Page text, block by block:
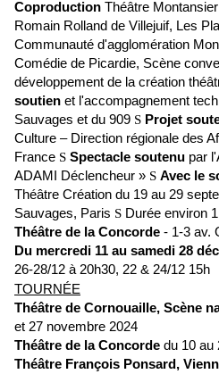
Coproduction Théâtre
Romain Rolland de Villejuif, Les
Communauté d'agglomération
Comédie de Picardie, Scène
développement de la création
soutien et l'accompagnement
Sauvages et du 909 S Projet
Culture – Direction régionale des
France S Spectacle soutenu par
ADAMI Déclencheur » S Avec le
Théâtre Création du 19 au 29
Sauvages, Paris S Durée environ
Théâtre de la Concorde - 1-3 av.
Du mercredi 11 au samedi 28
26-28/12 à 20h30, 22 & 24/12 15h
TOURNÉE
Théâtre de Cornouaille, Scène
et 27 novembre 2024
Théâtre de la Concorde du 10 au
Théâtre François Ponsard,